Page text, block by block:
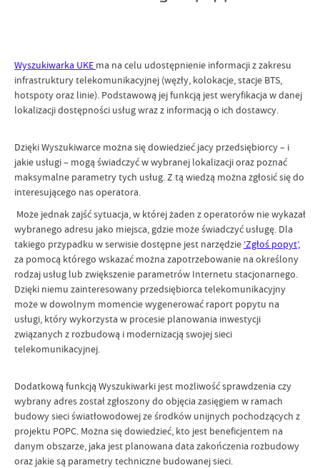
Wyszukiwarka UKE ma na celu udostępnienie informacji z zakresu
infrastruktury telekomunikacyjnej (węzły, kolokacje, stacje BTS,
hotspoty oraz linie). Podstawową jej funkcją jest weryfikacja w danej
lokalizacji dostępności usług wraz z informacją o ich dostawcy.
Dzięki Wyszukiwarce można się dowiedzieć jacy przedsiębiorcy – i
jakie usługi – mogą świadczyć w wybranej lokalizacji oraz poznać
maksymalne parametry tych usług. Z tą wiedzą można zgłosić się do
interesującego nas operatora.
Może jednak zajść sytuacja, w której żaden z operatorów nie wykazał
wybranego adresu jako miejsca, gdzie może świadczyć usługę. Dla
takiego przypadku w serwisie dostępne jest narzędzie‘Zgłoś popyt’,
za pomocą którego wskazać można zapotrzebowanie na określony
rodzaj usług lub zwiększenie parametrów Internetu stacjonarnego.
Dzięki niemu zainteresowany przedsiębiorca telekomunikacyjny
może w dowolnym momencie wygenerować raport popytu na
usługi, który wykorzysta w procesie planowania inwestycji
związanych z rozbudową i modernizacją swojej sieci
telekomunikacyjnej.
Dodatkową funkcją Wyszukiwarki jest możliwość sprawdzenia czy
wybrany adres został zgłoszony do objęcia zasięgiem w ramach
budowy sieci światłowodowej ze środków unijnych pochodzących z
projektu POPC. Można się dowiedzieć, kto jest beneficjentem na
danym obszarze, jaka jest planowana data zakończenia rozbudowy
oraz jakie są parametry techniczne budowanej sieci.